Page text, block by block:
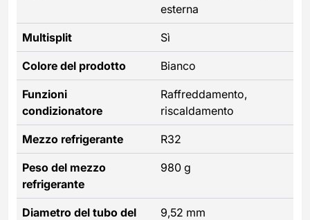
esterna
Multisplit Sì
Colore del prodotto Bianco
Funzioni
condizionatore
Raffreddamento,
riscaldamento
Mezzo refrigerante R32
Peso del mezzo
refrigerante
980 g
Diametro del tubo del
9,52 mm